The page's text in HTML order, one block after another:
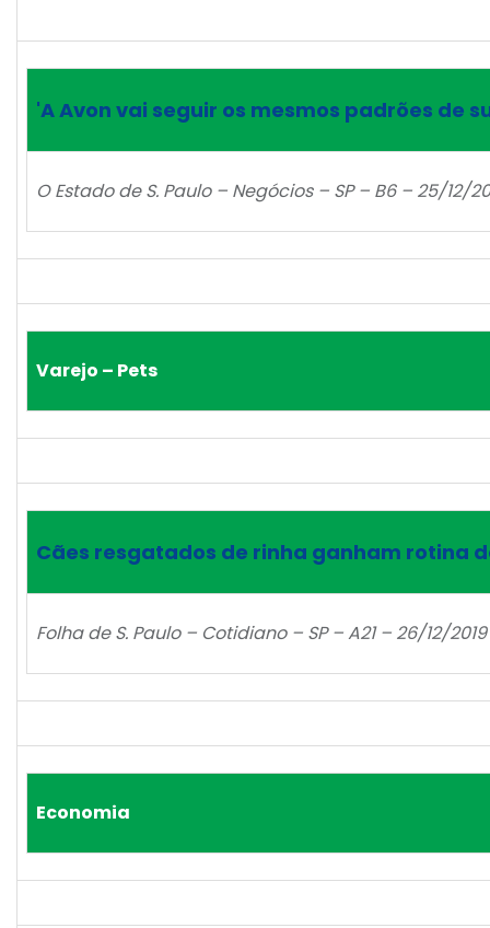
'A Avon vai seguir os mesmos padrões de
O Estado de S. Paulo – Negócios – SP – B6 – 25/12/
Varejo – Pets
Cães resgatados de rinha ganham rotina
Folha de S. Paulo – Cotidiano – SP – A21 – 26/12/
Economia